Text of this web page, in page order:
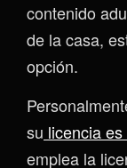
contenido
de la casa,
opción.
su licencia
emplea la